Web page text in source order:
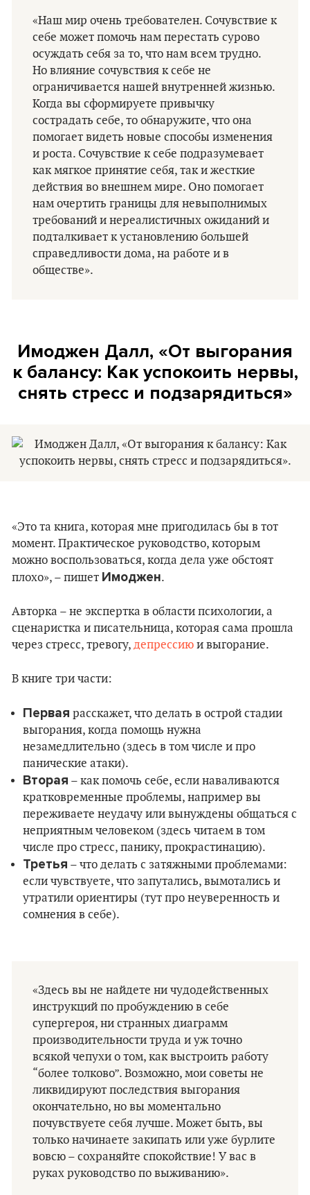
«Наш мир очень требователен. Сочувствие к
себе может помочь нам перестать сурово
осуждать себя за то, что нам всем трудно.
Но влияние сочувствия к себе не
ограничивается нашей внутренней жизнью.
Когда вы сформируете привычку
сострадать себе, то обнаружите, что она
помогает видеть новые способы изменения
и роста. Сочувствие к себе подразумевает
как мягкое принятие себя, так и жесткие
действия во внешнем мире. Оно помогает
нам очертить границы для невыполнимых
требований и нереалистичных ожиданий и
подталкивает к установлению большей
справедливости дома, на работе и в
обществе».
Имоджен Далл, «От выгорания
к балансу: Как успокоить нервы,
снять стресс и подзарядиться»
«Это та книга, которая мне пригодилась бы в тот
момент. Практическое руководство, которым
можно воспользоваться, когда дела уже обстоят
плохо», – пишет Имоджен.
Авторка – не экспертка в области психологии, а
сценаристка и писательница, которая сама прошла
через стресс, тревогу, депрессию и выгорание.
В книге три части:
Первая расскажет, что делать в острой стадии
выгорания, когда помощь нужна
незамедлительно (здесь в том числе и про
панические атаки).
Вторая – как помочь себе, если наваливаются
кратковременные проблемы, например вы
переживаете неудачу или вынуждены общаться с
неприятным человеком (здесь читаем в том
числе про стресс, панику, прокрастинацию).
Третья – что делать с затяжными проблемами:
если чувствуете, что запутались, вымотались и
утратили ориентиры (тут про неуверенность и
сомнения в себе).
«Здесь вы не найдете ни чудодейственных
инструкций по пробуждению в себе
супергероя, ни странных диаграмм
производительности труда и уж точно
всякой чепухи о том, как выстроить работу
“более толково”. Возможно, мои советы не
ликвидируют последствия выгорания
окончательно, но вы моментально
почувствуете себя лучше. Может быть, вы
только начинаете закипать или уже бурлите
вовсю – сохраняйте спокойствие! У вас в
руках руководство по выживанию».